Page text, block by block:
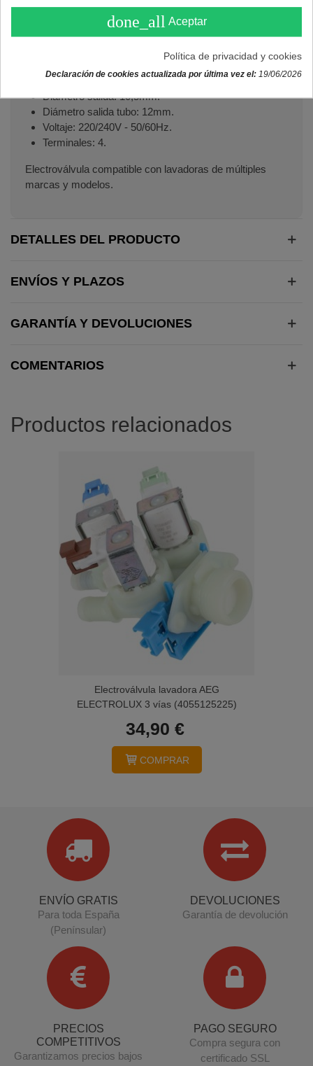
Características válvula:
Salida: 180º.
Diámetro salida: 10,5mm.
Diámetro salida tubo: 12mm.
Voltaje: 220/240V - 50/60Hz.
Terminales: 4.
Electroválvula compatible con lavadoras de múltiples
marcas y modelos.
DETALLES DEL PRODUCTO
ENVÍOS Y PLAZOS
GARANTÍA Y DEVOLUCIONES
COMENTARIOS
Productos relacionados
Electroválvula lavadora AEG
ELECTROLUX 3 vías (4055125225)
34,90 €
COMPRAR
ENVÍO GRATIS
Para toda España
(Penínsular)
DEVOLUCIONES
Garantía de devolución
PRECIOS
COMPETITIVOS
Garantizamos precios bajos
PAGO SEGURO
Compra segura con
certificado SSL
done_all Aceptar
Política de privacidad y cookies
Declaración de cookies actualizada por última vez el: 19/06/2026